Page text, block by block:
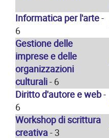
Informatica per l'arte-
6
Gestione delle
impresee delle
organizzazioni
culturali- 6
Diritto d'autore e web-
6
Workshop di scrittura
creativa- 3